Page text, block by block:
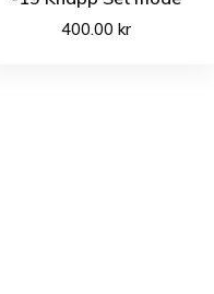
400.00 kr